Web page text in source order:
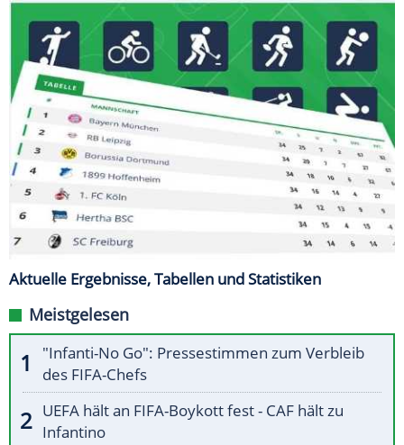
Aktuelle Ergebnisse, Tabellen und Statistiken
Meistgelesen
"Infanti-No Go": Pressestimmen zum Verbleib
des FIFA-Chefs
UEFA hält an FIFA-Boykott fest - CAF hält zu
Infantino